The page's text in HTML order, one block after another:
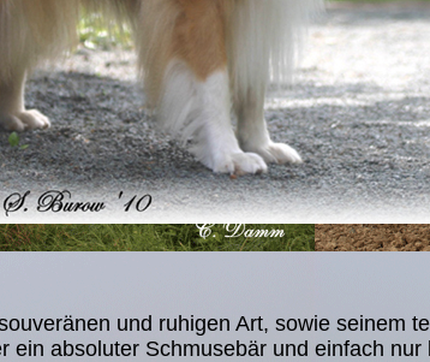
und ruhigen Art, sowie seinem
ein absoluter Schmusebär und einfach nur